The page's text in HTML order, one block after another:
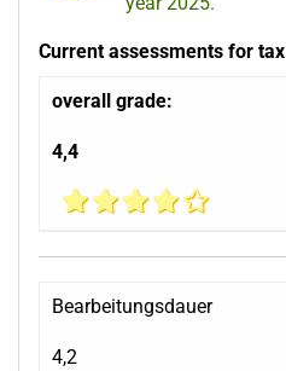
Current assessments for
overall grade:
4,4
Bearbeitungsdauer
4,2